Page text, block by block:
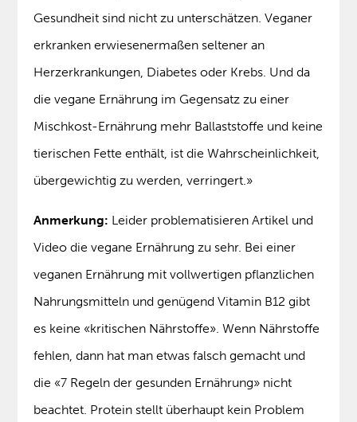
Gesundheit sind nicht zu unterschätzen. Veganer
erkranken erwiesenermaßen seltener an
Herzerkrankungen, Diabetes oder Krebs. Und da
die vegane Ernährung im Gegensatz zu einer
Mischkost-Ernährung mehr Ballaststoffe und keine
tierischen Fette enthält, ist die Wahrscheinlichkeit,
übergewichtig zu werden, verringert.»
Anmerkung: Leider problematisieren Artikel und
Video die vegane Ernährung zu sehr. Bei einer
veganen Ernährung mit vollwertigen pflanzlichen
Nahrungsmitteln und genügend Vitamin B12 gibt
es keine «kritischen Nährstoffe». Wenn Nährstoffe
fehlen, dann hat man etwas falsch gemacht und
die «7 Regeln der gesunden Ernährung» nicht
beachtet. Protein stellt überhaupt kein Problem